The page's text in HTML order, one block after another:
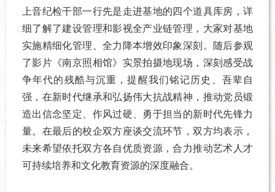
上音纪检干部一行先是走进基地的四个道具库房，详
细了解了建设管理和影视全产业链管理，大家对基地
实施精细化管理、全力降本增效印象深刻。随后参观
了影片《南京照相馆》实景拍摄地现场，深刻感受战
争年代的残酷与沉重，提醒我们铭记历史、吾辈自
强，在新时代继承和弘扬伟大抗战精神，推动党员锻
造出信念坚定、作风过硬、勇于担当的新时代先锋力
量。在最后的校企双方座谈交流环节，双方均表示，
未来希望依托双方各自优质资源，合力推动艺术人才
可持续培养和文化教育资源的深度融合。